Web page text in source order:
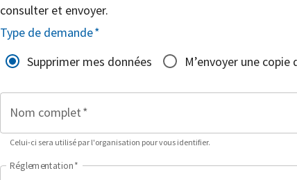
consulter et envoyer.
Type de demande*
Supprimer mes données
M’envoyer une copie
Nom complet*
Celui-ci sera utilisé par l'organisation pour vous identifier.
Réglementation*